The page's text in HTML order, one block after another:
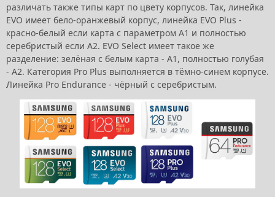
различать также типы карт по цвету корпусов. Так, линейка
EVO имеет бело-оранжевый корпус, линейка EVO Plus -
красно-белый если карта с параметром А1 и полностью
серебристый если А2. EVO Select имеет такое же
разделение: зелёная с белым карта - А1, полностью голубая
- А2. Категория Pro Plus выполняется в тёмно-синем корпусе.
Линейка Pro Endurance - чёрный с серебристым.